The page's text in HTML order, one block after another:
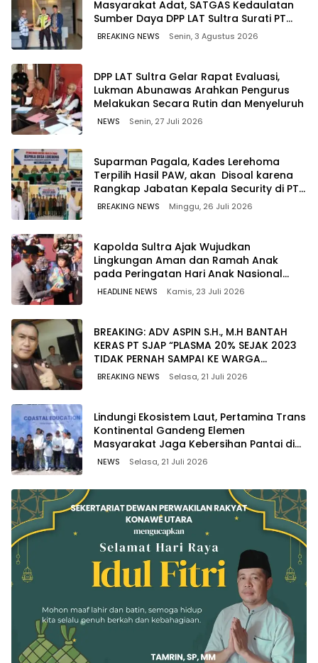
Masyarakat Adat, SATGAS Kedaulatan
Sumber Daya DPP LAT Sultra Surati PT
SCM Routa
BREAKING NEWS Senin, 3 Agustus 2026
‎DPP LAT Sultra Gelar Rapat Evaluasi,
Lukman Abunawas Arahkan Pengurus
Melakukan Secara Rutin dan Menyeluruh
NEWS Senin, 27 Juli 2026
Suparman Pagala, Kades Lerehoma
Terpilih Hasil PAW, akan Disoal karena
Rangkap Jabatan Kepala Security di PT
TPM
BREAKING NEWS Minggu, 26 Juli 2026
Kapolda Sultra Ajak Wujudkan
Lingkungan Aman dan Ramah Anak
pada Peringatan Hari Anak Nasional
2026
HEADLINE NEWS Kamis, 23 Juli 2026
BREAKING: ADV ASPIN S.H., M.H BANTAH
KERAS PT SJAP “PLASMA 20% SEJAK 2023
TIDAK PERNAH SAMPAI KE WARGA
WAWOONE!
BREAKING NEWS Selasa, 21 Juli 2026
Lindungi Ekosistem Laut, Pertamina Trans
Kontinental Gandeng Elemen
Masyarakat Jaga Kebersihan Pantai di
Bitung, Sulawesi
NEWS Selasa, 21 Juli 2026